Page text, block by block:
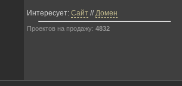
Интересует: Сайт //Домен
Проектов на продажу: 4832